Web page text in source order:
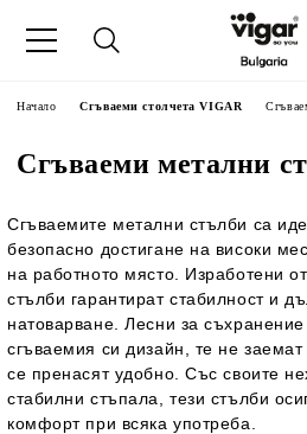
Начало Сгъваеми столчета VIGAR
Сгъваеми метални
Сгъваемите метални стълби са
безопасно достигане на високи
на работното място. Изработени
стълби гарантират стабилност и
натоварване. Лесни за
сгъваемия си дизайн, те не
се пренасят удобно. Със своите
стабилни стъпала, тези стълби
комфорт при всяка употреба.